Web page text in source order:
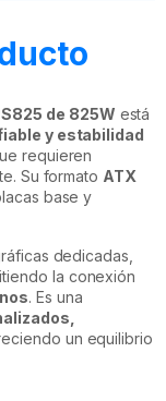
de 825W está
y estabilidad
requieren
Su formato ATX
base y
dedicadas,
la conexión
. Es una
un equilibrio